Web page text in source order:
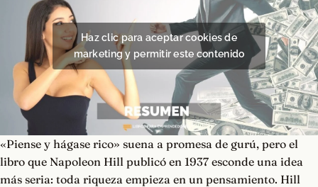
Haz clic para aceptar cookies de
marketing y permitir este contenido
«Piense y hágase rico» suena a promesa de gurú, pero el
libro que Napoleon Hill publicó en 1937 esconde una idea
más seria: toda riqueza empieza en un pensamiento. Hill